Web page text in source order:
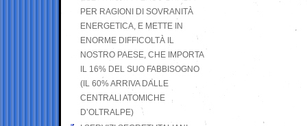
PER RAGIONI DI SOVRANITÀ
ENERGETICA, E METTE IN
ENORME DIFFICOLTÀ IL
NOSTRO PAESE, CHE IMPORTA
IL 16% DEL SUO FABBISOGNO
(IL 60% ARRIVA DALLE
CENTRALI ATOMICHE
D’OLTRALPE)